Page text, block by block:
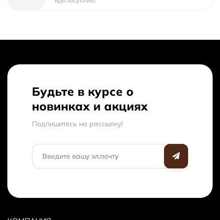
регулировкой
Дверь
Входная дверь деревянная
Деревянная дверь со стеклом в
парилку
ВЕЗУВИЙ Оптимум, Harvia m1,
конвектика колибри - на выбор.
многослойное основание-
Будьте в курсе о
новинках и акциях
Подпишитесь на рассылкy!